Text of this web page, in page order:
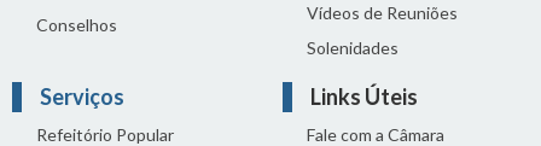
Conselhos
Vídeos de Reuniões
Solenidades
Serviços
Refeitório Popular
Links Úteis
Fale com a Câmara